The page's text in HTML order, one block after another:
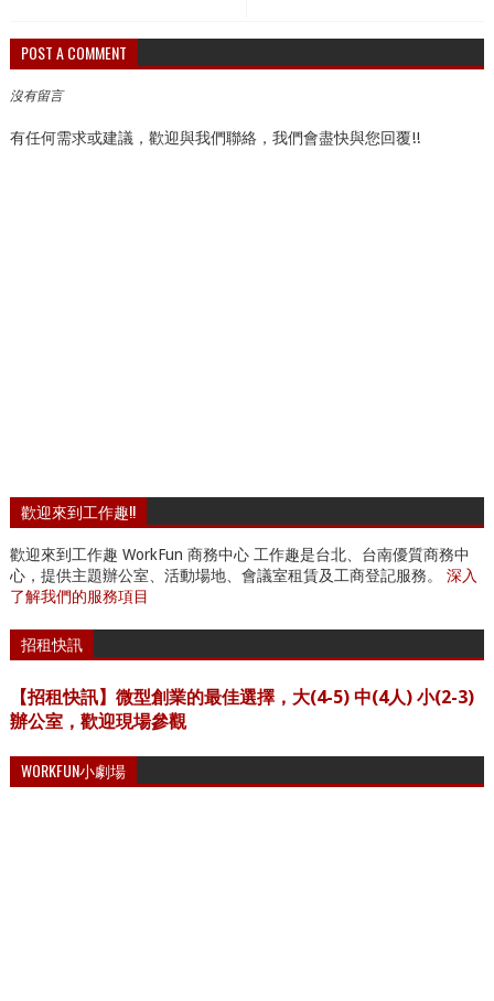
POST A COMMENT
沒有留言
有任何需求或建議，歡迎與我們聯絡，我們會盡快與您回覆!!
歡迎來到工作趣!!
歡迎來到工作趣 WorkFun 商務中心 工作趣是台北、台南優質商務中
心，提供主題辦公室、活動場地、會議室租賃及工商登記服務。 深入
了解我們的服務項目
招租快訊
【招租快訊】微型創業的最佳選擇，大(4-5) 中(4人) 小(2-3)
辦公室，歡迎現場參觀
WORKFUN小劇場